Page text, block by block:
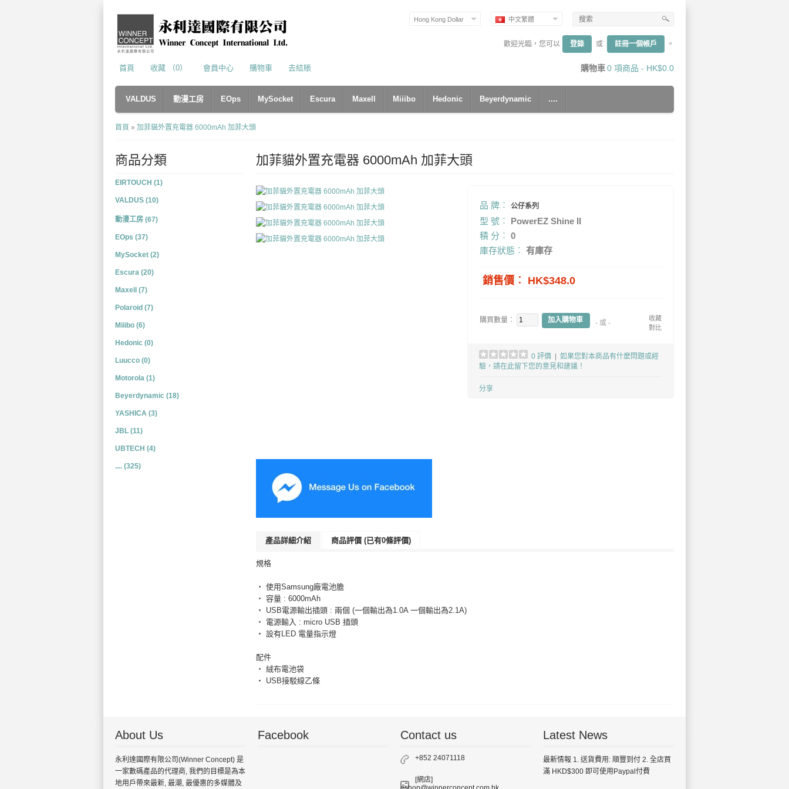
Hong Kong Dollar 中文繁體
歡迎光臨，您可以 登錄 或 註冊一個帳戶 。
購物車0 項商品 - HK$0.0
首頁 收藏 （0） 會員中心 購物車 去結賬
VALDUS 動漫工房 EOps MySocket Escura Maxell Miiibo Hedonic Beyerdynamic ....
首頁 » 加菲貓外置充電器 6000mAh 加菲大頭
商品分類
EIRTOUCH (1)
VALDUS (10)
動漫工房 (67)
EOps (37)
MySocket (2)
Escura (20)
Maxell (7)
Polaroid (7)
Miiibo (6)
Hedonic (0)
Luucco (0)
Motorola (1)
Beyerdynamic (18)
YASHICA (3)
JBL (11)
UBTECH (4)
.... (325)
加菲貓外置充電器 6000mAh 加菲大頭
品 牌︰ 公仔系列
型 號︰
PowerEZ Shine II
積 分︰ 0
庫存狀態︰ 有庫存
銷售價︰ HK$348.0
購買數量︰ 加入購物車 - 或 -
收藏
對比
0 評價 | 如果您對本商品有什麼問題或經
驗，請在此留下您的意見和建議！
分享
產品詳細介紹 商品評價 (已有0條評價)
規格
‧ 使用Samsung廠電池膽
‧ 容量 : 6000mAh
‧ USB電源輸出插頭 : 兩個 (一個輸出為1.0A 一個輸出為2.1A)
‧ 電源輸入 : micro USB 插頭
‧ 設有LED 電量指示燈
配件
‧ 絨布電池袋
‧ USB接駁線乙條
About Us
永利達國際有限公司(Winner Concept) 是
一家數碼產品的代理商, 我們的目標是為本
地用戶帶來最新, 最潮, 最優惠的多媒體及
Facebook Contact us
+852 24071118
[網店]
Latest News
最新情報 1. 送貨費用: 順豐到付 2. 全店買
滿 HKD$300 即可使用Paypal付費